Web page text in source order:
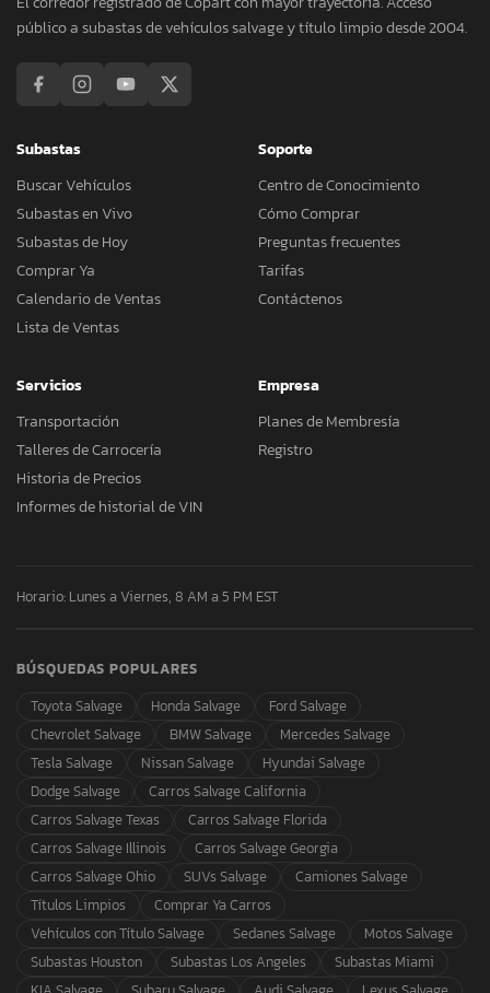
público a subastas de vehículos salvage y título limpio desde 2004.
Subastas
Buscar Vehículos
Subastas en Vivo
Subastas de Hoy
Comprar Ya
Calendario de Ventas
Lista de Ventas
Soporte
Centro de Conocimiento
Cómo Comprar
Preguntas frecuentes
Tarifas
Contáctenos
Servicios
Transportación
Talleres de Carrocería
Historia de Precios
Informes de historial de VIN
Empresa
Planes de Membresía
Registro
Horario: Lunes a Viernes, 8 AM a 5 PM EST
BÚSQUEDAS POPULARES
Toyota Salvage
Honda Salvage
Ford Salvage
Chevrolet Salvage
BMW Salvage
Mercedes Salvage
Tesla Salvage
Nissan Salvage
Hyundai Salvage
Dodge Salvage
Carros Salvage California
Carros Salvage Texas
Carros Salvage Florida
Carros Salvage Illinois
Carros Salvage Georgia
Carros Salvage Ohio
SUVs Salvage
Camiones Salvage
Títulos Limpios
Comprar Ya Carros
Vehículos con Título Salvage
Sedanes Salvage
Motos Salvage
Subastas Houston
Subastas Los Angeles
Subastas Miami